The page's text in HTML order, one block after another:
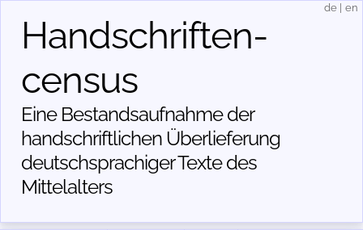
Handschriften­
census
Eine Bestandsaufnahme der
handschriftlichen Über­lieferung
deutschsprachiger Texte des
Mittelalters
de en